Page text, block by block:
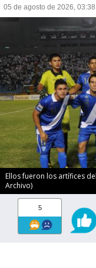
05 de agosto de 2026, 03:38
Ellos fueron los artífices
Archivo)
5